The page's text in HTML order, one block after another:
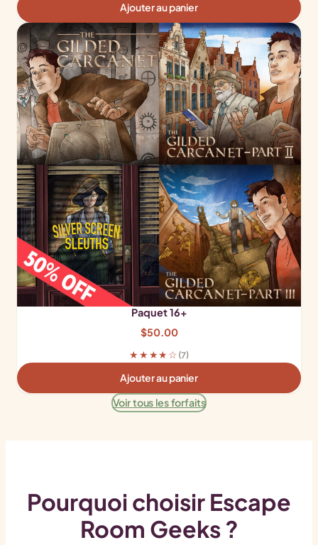
Ajouter au panier
Paquet 16+
$50.00
★★★★☆ (7)
Ajouter au panier
Voir tous les forfaits
Pourquoi choisir Escape
Room Geeks ?